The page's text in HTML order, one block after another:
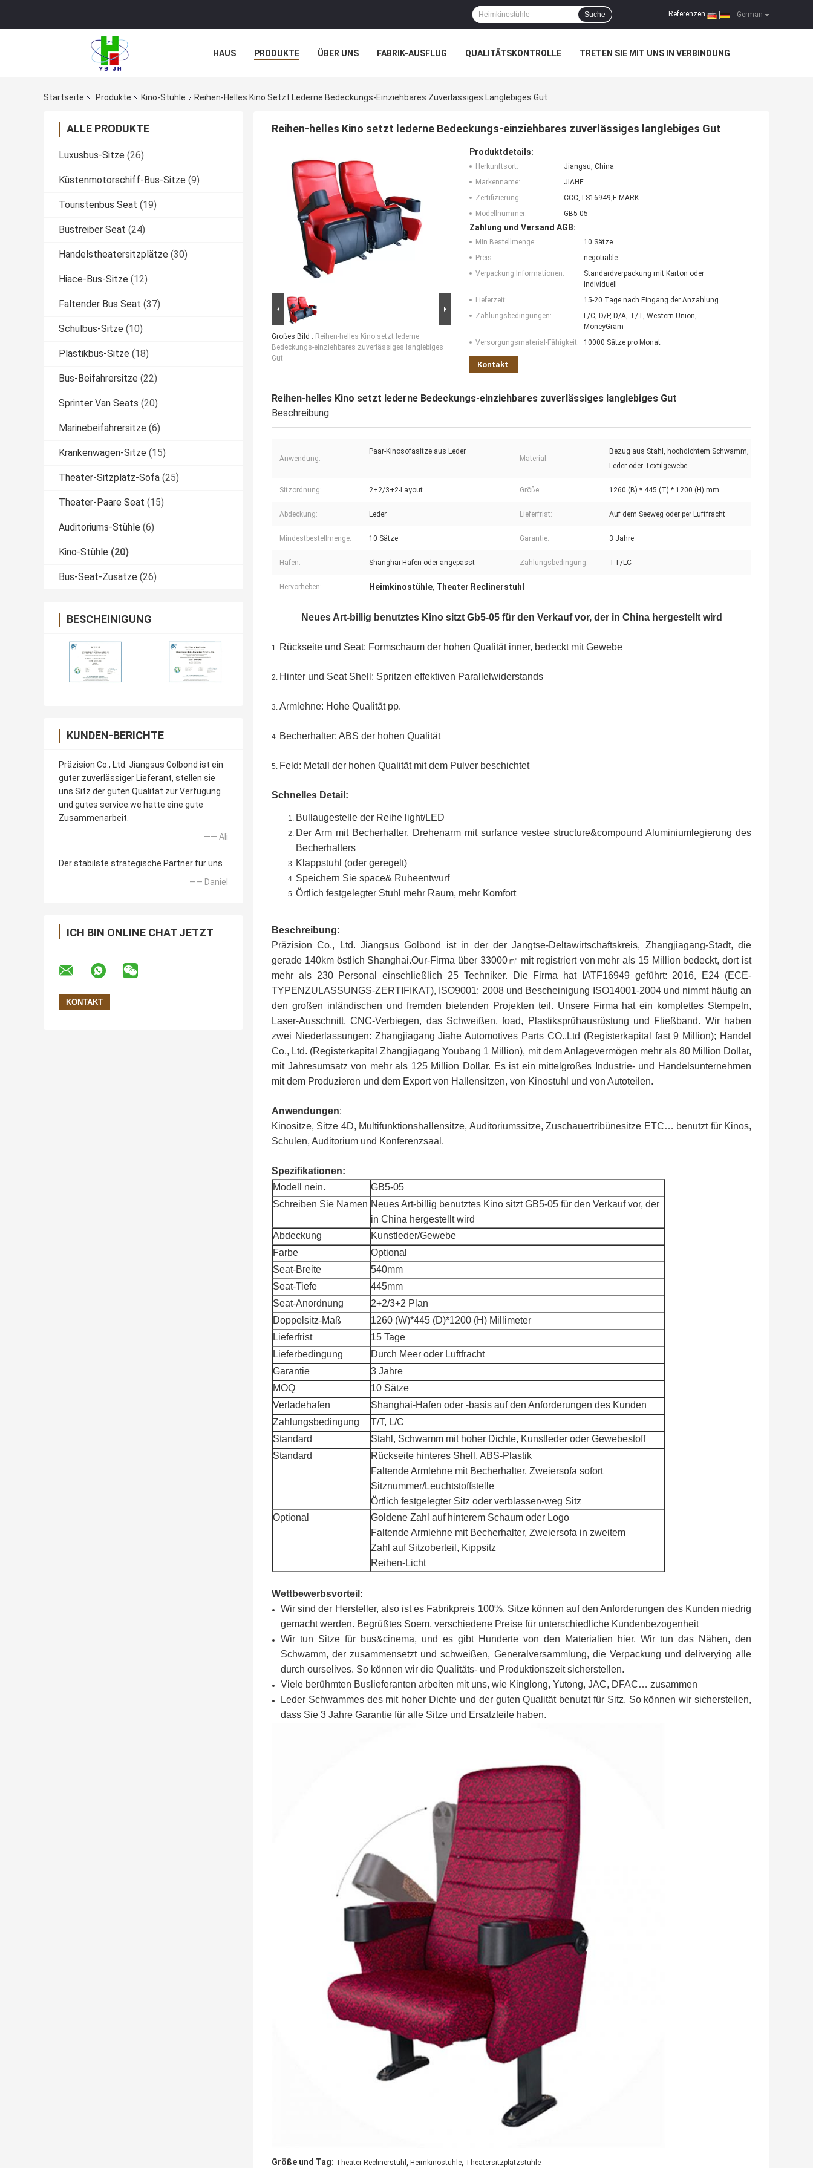
German
Referenzen |
Suche
HAUS PRODUKTE ÜBER UNS FABRIK-AUSFLUG QUALITÄTSKONTROLLE TRETEN SIE MIT UNS IN VERBINDUNG
Startseite
Produkte Kino-Stühle Reihen-Helles Kino Setzt Lederne Bedeckungs-Einziehbares Zuverlässiges Langlebiges Gut
ALLE PRODUKTE
Luxusbus-Sitze (26)
Küstenmotorschiff-Bus-Sitze (9)
Touristenbus Seat (19)
Bustreiber Seat (24)
Handelstheatersitzplätze (30)
Hiace-Bus-Sitze (12)
Faltender Bus Seat (37)
Schulbus-Sitze (10)
Plastikbus-Sitze (18)
Bus-Beifahrersitze (22)
Sprinter Van Seats (20)
Marinebeifahrersitze (6)
Krankenwagen-Sitze (15)
Theater-Sitzplatz-Sofa (25)
Theater-Paare Seat (15)
Auditoriums-Stühle (6)
Kino-Stühle (20)
Bus-Seat-Zusätze (26)
BESCHEINIGUNG
KUNDEN-BERICHTE
Präzision Co., Ltd. Jiangsus Golbond ist ein
guter zuverlässiger Lieferant, stellen sie
uns Sitz der guten Qualität zur Verfügung
und gutes service.we hatte eine gute
Zusammenarbeit.
—— Ali
Der stabilste strategische Partner für uns
—— Daniel
ICH BIN ONLINE CHAT JETZT
Reihen-helles Kino setzt lederne Bedeckungs-einziehbares zuverlässiges langlebiges Gut
Großes Bild : Reihen-helles Kino setzt lederne
Bedeckungs-einziehbares zuverlässiges langlebiges
Gut
Produktdetails:
Herkunftsort:
Jiangsu, China
Markenname:
JIAHE
Zertifizierung:
CCC,TS16949,E-MARK
Modellnummer:
GB5-05
Zahlung und Versand AGB:
Min Bestellmenge:
10 Sätze
Preis:
negotiable
Verpackung Informationen:
Standardverpackung mit Karton oder
individuell
Lieferzeit:
15-20 Tage nach Eingang der Anzahlung
Zahlungsbedingungen:
L/C, D/P, D/A, T/T, Western Union,
MoneyGram
Versorgungsmaterial-Fähigkeit:
10000 Sätze pro Monat
Kontakt
Reihen-helles Kino setzt lederne Bedeckungs-einziehbares zuverlässiges langlebiges Gut
Beschreibung
Anwendung:
Paar-Kinosofasitze aus Leder
Material:
Bezug aus Stahl, hochdichtem Schwamm,
Leder oder Textilgewebe
Sitzordnung: 2+2/3+2-Layout Größe: 1260 (B) * 445 (T) * 1200 (H) mm
Abdeckung: Leder Lieferfrist: Auf dem Seeweg oder per Luftfracht
Mindestbestellmenge: 10 Sätze Garantie: 3 Jahre
Hafen: Shanghai-Hafen oder angepasst Zahlungsbedingung: TT/LC
Hervorheben: Heimkinostühle, Theater Reclinerstuhl
Neues Art-billig benutztes Kino sitzt Gb5-05 für den Verkauf vor, der in China hergestellt wird
1. Rückseite und Seat: Formschaum der hohen Qualität inner, bedeckt mit Gewebe
2. Hinter und Seat Shell: Spritzen effektiven Parallelwiderstands
3. Armlehne: Hohe Qualität pp.
4. Becherhalter: ABS der hohen Qualität
5. Feld: Metall der hohen Qualität mit dem Pulver beschichtet
Schnelles Detail:
Bullaugestelle der Reihe light/LED
Der Arm mit Becherhalter, Drehenarm mit surfance vestee structure&compound Aluminiumlegierung des
Becherhalters
Klappstuhl (oder geregelt)
Speichern Sie space& Ruheentwurf
Örtlich festgelegter Stuhl mehr Raum, mehr Komfort
Beschreibung:
Präzision Co., Ltd. Jiangsus Golbond ist in der der Jangtse-Deltawirtschaftskreis, Zhangjiagang-Stadt, die
gerade 140km östlich Shanghai.Our-Firma über 33000㎡ mit registriert von mehr als 15 Million bedeckt, dort ist
mehr als 230 Personal einschließlich 25 Techniker. Die Firma hat IATF16949 geführt: 2016, E24 (ECE-
TYPENZULASSUNGS-ZERTIFIKAT), ISO9001: 2008 und Bescheinigung ISO14001-2004 und nimmt häufig an
den großen inländischen und fremden bietenden Projekten teil. Unsere Firma hat ein komplettes Stempeln,
Laser-Ausschnitt, CNC-Verbiegen, das Schweißen, foad, Plastiksprühausrüstung und Fließband. Wir haben
zwei Niederlassungen: Zhangjiagang Jiahe Automotives Parts CO.,Ltd (Registerkapital fast 9 Million); Handel
Co., Ltd. (Registerkapital Zhangjiagang Youbang 1 Million), mit dem Anlagevermögen mehr als 80 Million Dollar,
mit Jahresumsatz von mehr als 125 Million Dollar. Es ist ein mittelgroßes Industrie- und Handelsunternehmen
mit dem Produzieren und dem Export von Hallensitzen, von Kinostuhl und von Autoteilen.
Anwendungen:
Kinositze, Sitze 4D, Multifunktionshallensitze, Auditoriumssitze, Zuschauertribünesitze ETC… benutzt für Kinos,
Schulen, Auditorium und Konferenzsaal.
Spezifikationen:
Modell nein.
GB5-05
Schreiben Sie Namen Neues Art-billig benutztes Kino sitzt GB5-05 für den Verkauf vor, der
in China hergestellt wird
Abdeckung
Kunstleder/Gewebe
Farbe
Optional
Seat-Breite
540mm
Seat-Tiefe
445mm
Seat-Anordnung
2+2/3+2 Plan
Doppelsitz-Maß
1260 (W)*445 (D)*1200 (H) Millimeter
Lieferfrist
15 Tage
Lieferbedingung
Durch Meer oder Luftfracht
Garantie
3 Jahre
MOQ
10 Sätze
Verladehafen
Shanghai-Hafen oder -basis auf den Anforderungen des Kunden
Zahlungsbedingung
T/T, L/C
Standard
Stahl, Schwamm mit hoher Dichte, Kunstleder oder Gewebestoff
Standard
Rückseite hinteres Shell, ABS-Plastik
Faltende Armlehne mit Becherhalter, Zweiersofa sofort
Sitznummer/Leuchtstoffstelle
Örtlich festgelegter Sitz oder verblassen-weg Sitz
Optional
Goldene Zahl auf hinterem Schaum oder Logo
Faltende Armlehne mit Becherhalter, Zweiersofa in zweitem
Zahl auf Sitzoberteil, Kippsitz
Reihen-Licht
Wettbewerbsvorteil:
Wir sind der Hersteller, also ist es Fabrikpreis 100%. Sitze können auf den Anforderungen des Kunden niedrig
gemacht werden. Begrüßtes Soem, verschiedene Preise für unterschiedliche Kundenbezogenheit
Wir tun Sitze für bus&cinema, und es gibt Hunderte von den Materialien hier. Wir tun das Nähen, den
Schwamm, der zusammensetzt und schweißen, Generalversammlung, die Verpackung und deliverying alle
durch ourselives. So können wir die Qualitäts- und Produktionszeit sicherstellen.
Viele berühmten Buslieferanten arbeiten mit uns, wie Kinglong, Yutong, JAC, DFAC… zusammen
Leder Schwammes des mit hoher Dichte und der guten Qualität benutzt für Sitz. So können wir sicherstellen,
dass Sie 3 Jahre Garantie für alle Sitze und Ersatzteile haben.
Größe und Tag: Theater Reclinerstuhl , Heimkinostühle, Theatersitzplatzstühle